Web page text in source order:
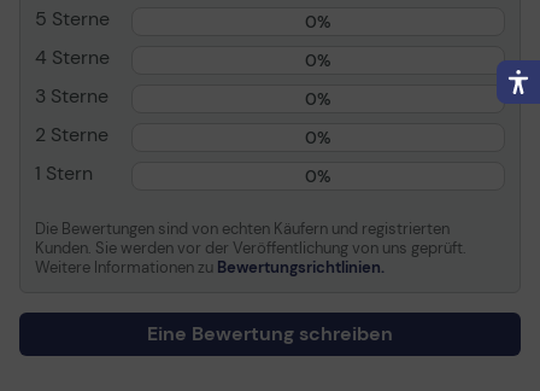
Zebra TLP 2722, 2742,
5 Sterne 0%
4 Sterne 0%
3 Sterne 0%
2 Sterne 0%
1 Stern 0%
Die Bewertungen sind von echten Käufern und registrierten
Kunden. Sie werden vor der Veröffentlichung von uns geprüft.
Weitere Informationen zu Bewertungsrichtlinien.
Eine Bewertung schreiben